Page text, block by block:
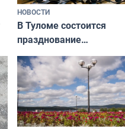
НОВОСТИ
В Туломе состоится
празднование
Международного дня
коренных народов мира